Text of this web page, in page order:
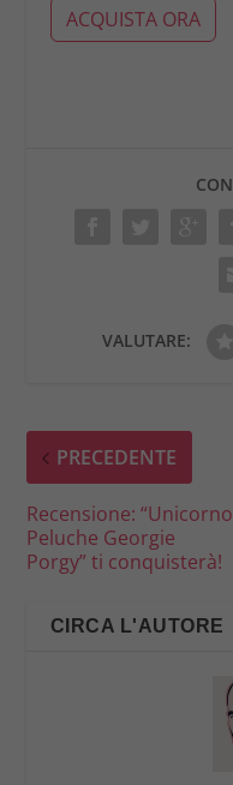
ACQUISTA ORA
VALUTARE:
PRECEDENTE
Recensione: “Unicorno
Peluche Georgie
Porgy” ti conquisterà!
CIRCA L'AUTORE